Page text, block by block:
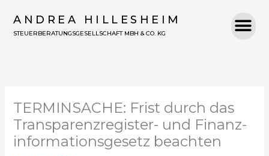
InhaltANDREA HILLESHEIM
STEUERBERATUNGSGESELLSCHAFT MBH & CO. KG
TERMINSACHE: Frist durch das
Transparenz­register- und Finanz­
informations­gesetz beachten